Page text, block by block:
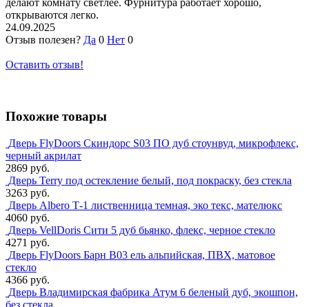
делают комнату светлее. Фурнитура работает хорошо,
открываются легко.
24.09.2025
Отзыв полезен? Да 0 Нет 0
Оставить отзыв!
Похожие товары
Дверь FlyDoors Скиндорс S03 ПО дуб стоунвуд, микрофлекс,
черный акрилат
2869 руб.
Дверь Terry под остекление белый, под покраску, без стекла
3263 руб.
Дверь Albero Т-1 лиственница темная, эко текс, мателюкс
4060 руб.
Дверь VellDoris Сити 5 дуб бьянко, флекс, черное стекло
4271 руб.
Дверь FlyDoors Барн B03 ель альпийская, ПВХ, матовое
стекло
4366 руб.
Дверь Владимирская фабрика Атум 6 беленый дуб, экошпон,
без стекла